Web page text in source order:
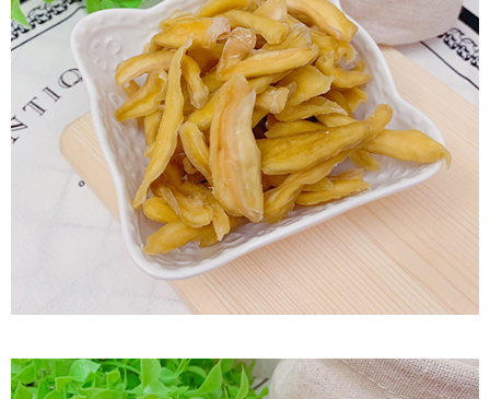
每筆NT$60，滿NT$799(含以上)免運費
付款後7-11取貨
每筆NT$60，滿NT$799(含以上)免運費
宅配到家
每筆NT$150，滿NT$1,399(含以上)免運費
澎湖金門馬祖宅配到家